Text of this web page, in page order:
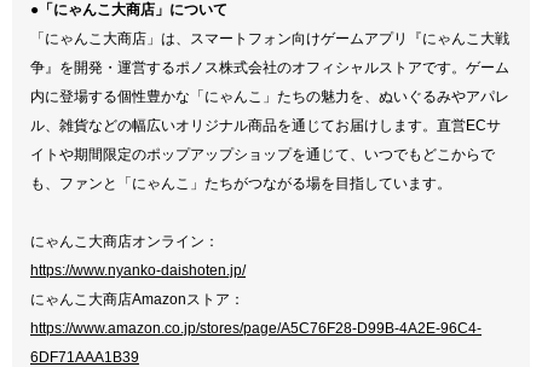
●「にゃんこ大商店」について
「にゃんこ大商店」は、スマートフォン向けゲームアプリ『にゃんこ大戦
争』を開発・運営するポノス株式会社のオフィシャルストアです。ゲーム
内に登場する個性豊かな「にゃんこ」たちの魅力を、ぬいぐるみやアパレ
ル、雑貨などの幅広いオリジナル商品を通じてお届けします。直営ECサ
イトや期間限定のポップアップショップを通じて、いつでもどこからで
も、ファンと「にゃんこ」たちがつながる場を目指しています。
にゃんこ大商店オンライン：
https://www.nyanko-daishoten.jp/
にゃんこ大商店Amazonストア：
https://www.amazon.co.jp/stores/page/A5C76F28-D99B-4A2E-96C4-
6DF71AAA1B39